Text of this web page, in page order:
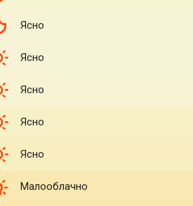
Ясно
Ясно
Ясно
Ясно
Ясно
Малооблачно